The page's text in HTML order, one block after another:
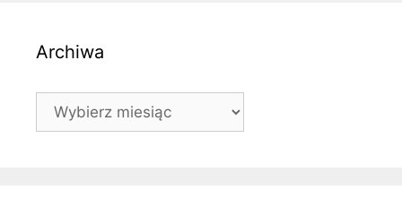
Archiwa
Archiwa